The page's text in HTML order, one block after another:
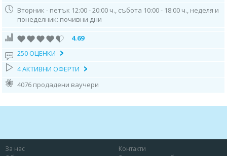
Вторник - петък 12:00 - 20:00 ч., събота 10:00 - 18:00 ч., неделя и
понеделник: почивни дни
4.69
250 ОЦЕНКИ
4 АКТИВНИ ОФЕРТИ
4076 продадени ваучери
За нас
Контакти